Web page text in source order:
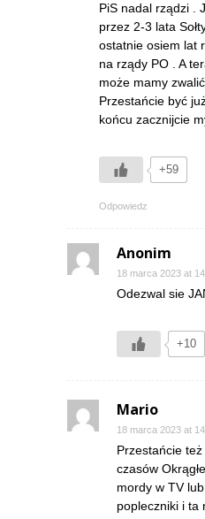
PiS nadal rządzi .
przez 2-3 lata
ostatnie osiem lat
na rządy PO . A
może mamy
Przestańcie być
końcu zacznijcie
+59
Odpowiedz
Anonim
18 marca 2023 at
Odezwal sie
+10
Mario
18 marca 2023 at
Przestańcie
czasów
mordy w TV
popleczniki i ta